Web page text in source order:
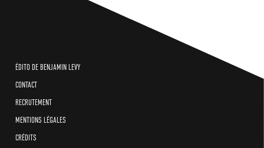
ÉDITO DE BENJAMIN LEVY
CONTACT
RECRUTEMENT
MENTIONS LÉGALES
CRÉDITS